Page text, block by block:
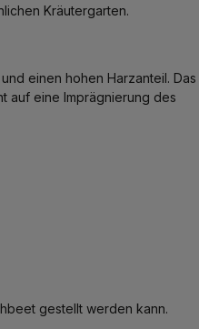
Kräutergarten.
einen hohen Harzanteil. Das
auf eine Imprägnierung des
gestellt werden kann.